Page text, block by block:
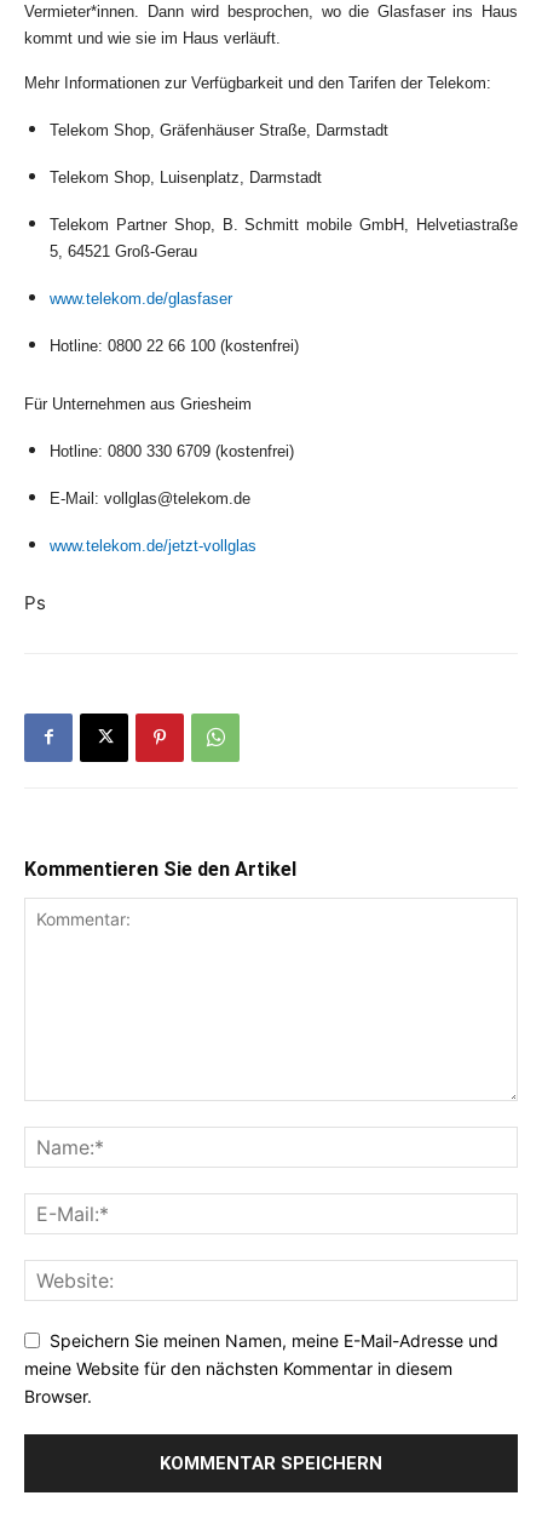
Vermieter*innen. Dann wird besprochen, wo die Glasfaser ins Haus
kommt und wie sie im Haus verläuft.
Mehr Informationen zur Verfügbarkeit und den Tarifen der Telekom:
Telekom Shop, Gräfenhäuser Straße, Darmstadt
Telekom Shop, Luisenplatz, Darmstadt
Telekom Partner Shop, B. Schmitt mobile GmbH, Helvetiastraße
5, 64521 Groß-Gerau
www.telekom.de/glasfaser
Hotline: 0800 22 66 100 (kostenfrei)
Für Unternehmen aus Griesheim
Hotline: 0800 330 6709 (kostenfrei)
E-Mail: vollglas@telekom.de
www.telekom.de/jetzt-vollglas
Ps
Kommentieren Sie den Artikel
Speichern Sie meinen Namen, meine E-Mail-Adresse und
meine Website für den nächsten Kommentar in diesem
Browser.